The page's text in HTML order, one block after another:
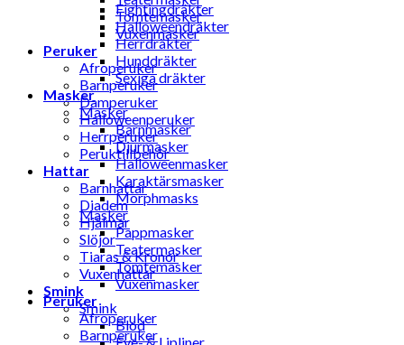
Tomtemasker
Vuxenmasker
Peruker
Afroperuker
Barnperuker
Damperuker
Halloweenperuker
Herrperuker
Peruktillbehör
Hattar
Barnhattar
Diadem
Hjälmar
Slöjor
Tiaras & Kronor
Vuxenhattar
Smink
Smink
Blod
Fightingdräkter
Halloweendräkter
Herrdräkter
Hunddräkter
Sexiga dräkter
Masker
Masker
Barnmasker
Djurmasker
Halloweenmasker
Karaktärsmasker
Morphmasks
Masker
Pappmasker
Teatermasker
Tomtemasker
Vuxenmasker
Peruker
Afroperuker
Barnperuker